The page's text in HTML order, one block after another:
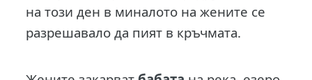
на този ден в миналото на жените се
разрешавало да пият в кръчмата.